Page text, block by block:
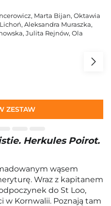
, Marta Bijan, Oktawia
, Aleksandra Muraszka,
, Julita Rejnów, Ola
ZESTAW
Herkules Poirot.
wąsem
Wraz z kapitanem
do St Loo,
w Kornwalii. Poznają tam